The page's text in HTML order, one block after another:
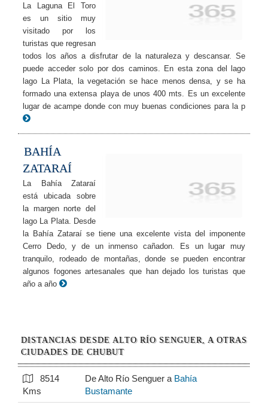
La Laguna El Toro
es un sitio muy
visitado por los
turistas que regresan
todos los años a disfrutar de la naturaleza y descansar. Se
puede acceder solo por dos caminos. En esta zona del lago
lago La Plata, la vegetación se hace menos densa, y se ha
formado una extensa playa de unos 400 mts. Es un excelente
lugar de acampe donde con muy buenas condiciones para la p
BAHÍA
ZATARAÍ
La Bahía Zataraí
está ubicada sobre
la margen norte del
lago La Plata. Desde
la Bahía Zataraí se tiene una excelente vista del imponente
Cerro Dedo, y de un inmenso cañadon. Es un lugar muy
tranquilo, rodeado de montañas, donde se pueden encontrar
algunos fogones artesanales que han dejado los turistas que
año a año
DISTANCIAS DESDE ALTO RÍO SENGUER, A OTRAS
CIUDADES DE CHUBUT
8514
Kms
De Alto Río Senguer a Bahía
Bustamante